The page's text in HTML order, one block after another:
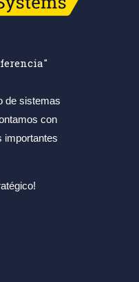
de sistemas
con
importantes